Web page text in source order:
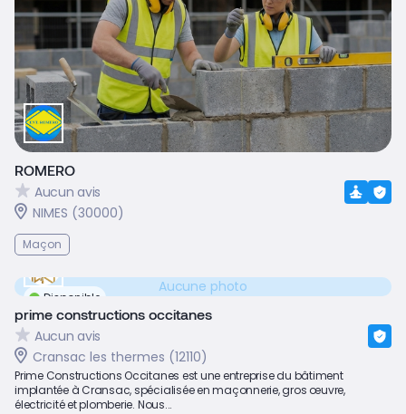
ROMERO
Aucun avis
NIMES (30000)
Maçon
Disponible
Aucune photo
prime constructions occitanes
Aucun avis
Cransac les thermes (12110)
Prime Constructions Occitanes est une entreprise du bâtiment
implantée à Cransac, spécialisée en maçonnerie, gros œuvre,
électricité et plomberie. Nous...